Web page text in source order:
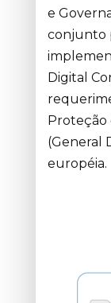
e
conjunto
Digital
Proteção
(General
européia.